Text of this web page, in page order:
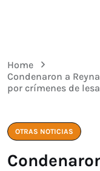
Home
Condenaron a
por crímenes de
OTRAS NOTICIAS